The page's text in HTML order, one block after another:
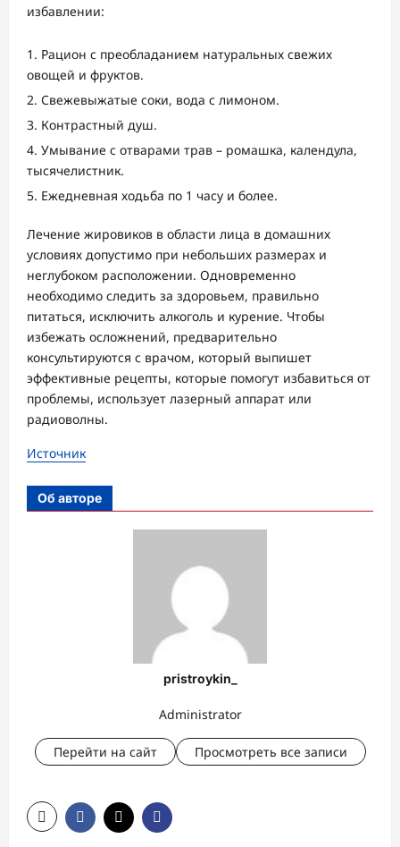
избавлении:
Рацион с преобладанием натуральных свежих
овощей и фруктов.
Свежевыжатые соки, вода с лимоном.
Контрастный душ.
Умывание с отварами трав – ромашка, календула,
тысячелистник.
Ежедневная ходьба по 1 часу и более.
Лечение жировиков в области лица в домашних
условиях допустимо при небольших размерах и
неглубоком расположении. Одновременно
необходимо следить за здоровьем, правильно
питаться, исключить алкоголь и курение. Чтобы
избежать осложнений, предварительно
консультируются с врачом, который выпишет
эффективные рецепты, которые помогут избавиться от
проблемы, использует лазерный аппарат или
радиоволны.
Источник
Об авторе
pristroykin_
Administrator
Перейти на сайт Просмотреть все записи